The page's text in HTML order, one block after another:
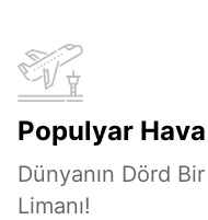
Populyar
Dünyanın Dörd Bir
Limanı!